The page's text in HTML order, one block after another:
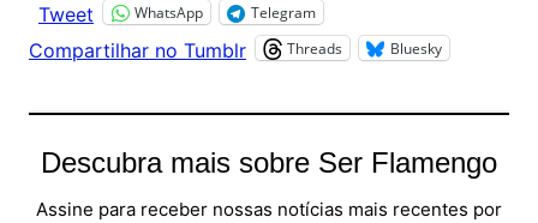
Tweet WhatsApp Telegram
Compartilhar no Tumblr Threads Bluesky
Descubra mais sobre Ser Flamengo
Assine para receber nossas notícias mais recentes por